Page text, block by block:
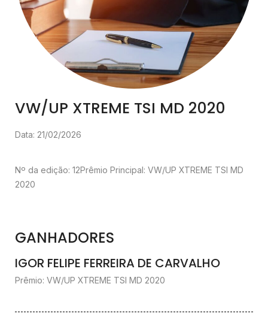
VW/UP XTREME TSI MD 2020
Data: 21/02/2026
Nº da edição: 12Prêmio Principal: VW/UP XTREME TSI MD
2020
GANHADORES
IGOR FELIPE FERREIRA DE CARVALHO
Prêmio: VW/UP XTREME TSI MD 2020